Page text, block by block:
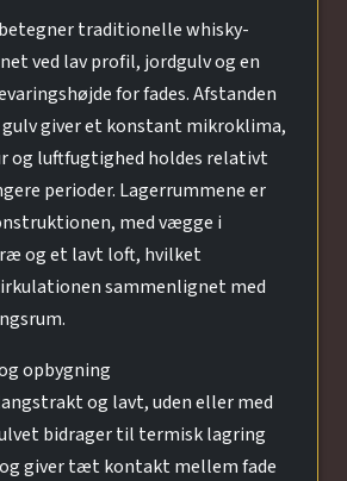
traditionelle whisky-
ved lav profil, jordgulv og en
for fades. Afstanden
giver et konstant mikroklima,
og luftfugtighed holdes relativt
perioder. Lagerrummene er
med vægge i
og et lavt loft, hvilket
sammenlignet med
opbygning
og lavt, uden eller med
bidrager til termisk lagring
giver tæt kontakt mellem fade